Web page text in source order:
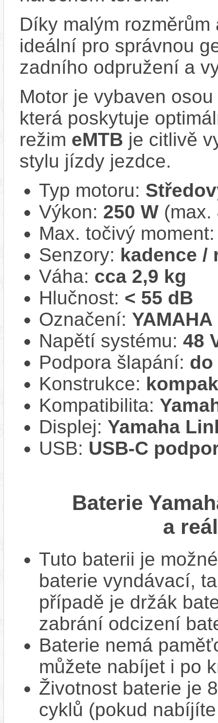
Díky malým
ideální pro správnou
zadního odpružení a
Motor je vybaven osou
která poskytuje
režim eMTB je citlivě
stylu jízdy jezdce.
Typ motoru:
Výkon: 250 W (max.
Max. točivý
Senzory: kadence /
Váha: cca 2,9 kg
Hlučnost: < 55 dB
Označení: YAMAHA
Napětí systému: 48
Podpora šlapání: do
Konstrukce:
Kompatibilita:
Displej: Yamaha
USB: USB-C
Baterie
a
Tuto baterii je
baterie vyndávací,
případě je držák
zabrání odcizení
Baterie nemá
můžete nabíjet i po
Životnost baterie je
cyklů (pokud